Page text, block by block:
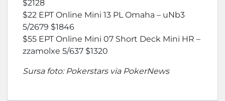
$2128
$22 EPT Online Mini 13 PL Omaha – uNb3
5/2679 $1846
$55 EPT Online Mini 07 Short Deck Mini HR –
zzamolxe 5/637 $1320
Sursa foto: Pokerstars via PokerNews